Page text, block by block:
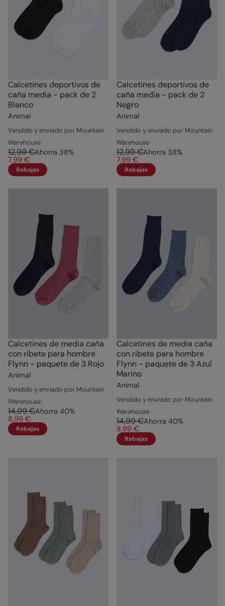
Calcetines deportivos de
caña media - pack de 2
Blanco
Animal
Vendido y enviado por Mountain
Warehouse
12,99 €Ahorra 38%
7,99 €
Rebajas
Calcetines deportivos de
caña media - pack de 2
Negro
Animal
Vendido y enviado por Mountain
Warehouse
12,99 €Ahorra 38%
7,99 €
Rebajas
Calcetines de media caña
con ribete para hombre
Flynn - paquete de 3 Rojo
Animal
Vendido y enviado por Mountain
Warehouse
14,99 €Ahorra 40%
8,99 €
Rebajas
Calcetines de media caña
con ribete para hombre
Flynn - paquete de 3 Azul
Marino
Animal
Vendido y enviado por Mountain
Warehouse
14,99 €Ahorra 40%
8,99 €
Rebajas